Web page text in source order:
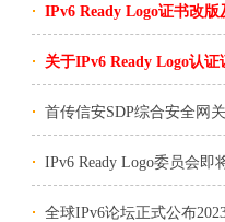
IPv6 Ready Logo证书改版
关于IPv6 Ready Logo认
首传信安SDP综合安全网
IPv6 Ready Logo委员会
全球IPv6论坛正式公布